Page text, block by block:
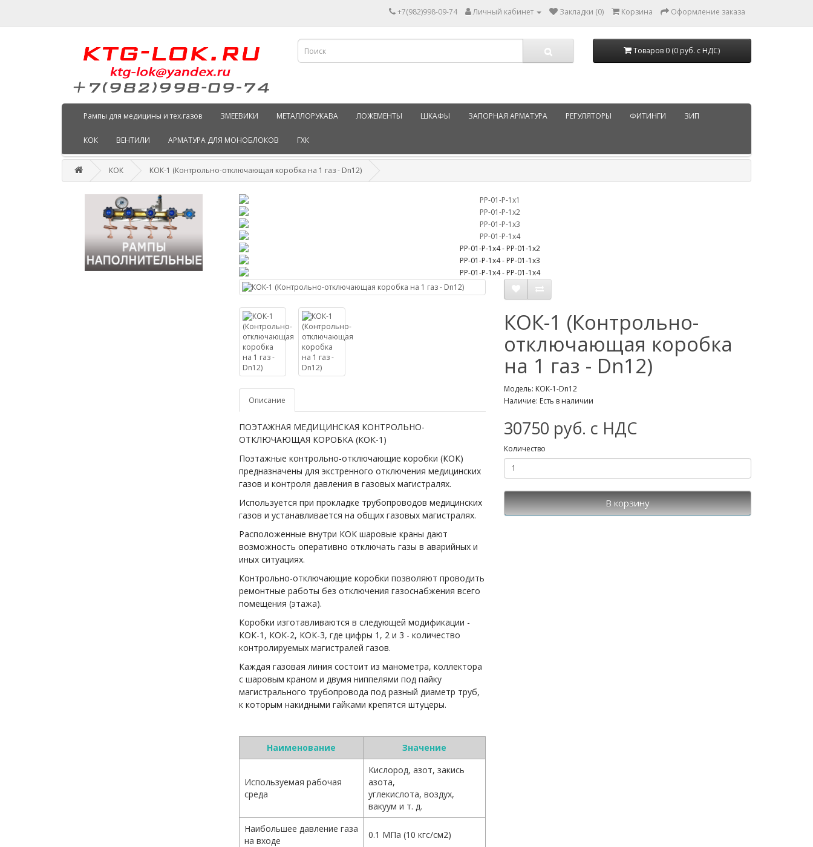
+7(982)998-09-74 Личный кабинет Закладки (0) Корзина Оформление заказа
Товаров 0 (0 руб. с НДС)
Рампы для медицины и тех.газов ЗМЕЕВИКИ МЕТАЛЛОРУКАВА ЛОЖЕМЕНТЫ ШКАФЫ ЗАПОРНАЯ АРМАТУРА РЕГУЛЯТОРЫ ФИТИНГИ ЗИП
КОК ВЕНТИЛИ АРМАТУРА ДЛЯ МОНОБЛОКОВ ГХК
КОК КОК-1 (Контрольно-отключающая коробка на 1 газ - Dn12)
Описание
ПОЭТАЖНАЯ МЕДИЦИНСКАЯ КОНТРОЛЬНО-
ОТКЛЮЧАЮЩАЯ КОРОБКА (КОК-1)
Поэтажные контрольно-отключающие коробки (КОК)
предназначены для экстренного отключения медицинских
газов и контроля давления в газовых магистралях.
Используется при прокладке трубопроводов медицинских
газов и устанавливается на общих газовых магистралях.
Расположенные внутри КОК шаровые краны дают
возможность оперативно отключать газы в аварийных и
иных ситуациях.
Контрольно-отключающие коробки позволяют проводить
ремонтные работы без отключения газоснабжения всего
помещения (этажа).
Коробки изготавливаются в следующей модификации -
КОК-1, КОК-2, КОК-3, где цифры 1, 2 и 3 - количество
контролируемых магистралей газов.
Каждая газовая линия состоит из манометра, коллектора
с шаровым краном и двумя ниппелями под пайку
магистрального трубопровода под разный диаметр труб,
к которым накидными гайками крепятся штуцеры.
Наименование Значение
Используемая рабочая
среда
Кислород, азот, закись
азота,
углекислота, воздух,
вакуум и т. д.
Наибольшее давление газа
на входе
0.1 МПа (10 кгс/см2)
КОК-1 (Контрольно-
отключающая коробка
на 1 газ - Dn12)
Модель: КОК-1-Dn12
Наличие: Есть в наличии
30750 руб. с НДС
Количество
В корзину